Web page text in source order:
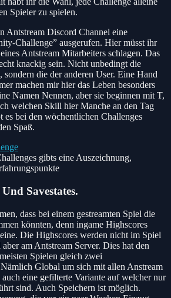
Spieler zu spielen.
Antstream Discord Channel eine
Challenge” ausgerufen. Hier müsst ihr
Antstream Mitarbeiters schlagen. Das
knackig sein. Nicht unbedingt die
sondern die der anderen User. Eine Hand
machen mir hier das Leben besonders
Namen Nennen, aber sie beginnen mit T,
welchen Skill hier Manche an den Tag
es bei den wöchentlichen Challenges
Spaß.
gibts eine Auszeichnung,
Savestates.
dass bei einem gestreamten Spiel die
könnten, denn ingame Highscores
Die Highscores werden nicht im Spiel
am Antstream Server. Dies hat den
Spielen gleich zwei
Global um sich mit allen Anstream
auch eine gefilterte Variante auf welcher nur
sind. Auch Speichern ist möglich.